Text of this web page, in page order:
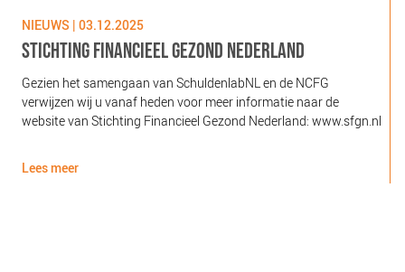
NIEUWS | 03.12.2025
STICHTING FINANCIEEL GEZOND NEDERLAND
Gezien het samengaan van SchuldenlabNL en de NCFG
verwijzen wij u vanaf heden voor meer informatie naar de
website van Stichting Financieel Gezond Nederland: www.sfgn.nl
Lees meer